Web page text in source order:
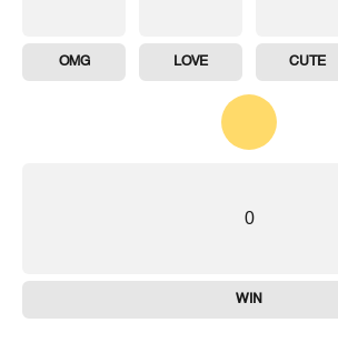
CUTE
LOVE
OMG
0
WIN